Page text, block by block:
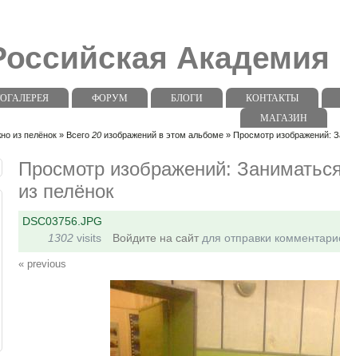
ФОРУМ БЛОГИ КОНТАКТЫ
МАГАЗИН
из пелёнок » Всего20 изображений в этом альбоме » Просмотр изображений:
Просмотр изображений:
из пелёнок
DSC03756.JPG
1302visits Войдите на сайтдля отправки
« previous